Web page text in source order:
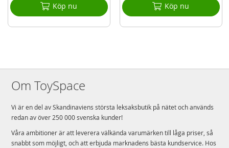
Köp nu Köp nu
Om ToySpace
Vi är en del av Skandinaviens största leksaksbutik på nätet och används
redan av över 250 000 svenska kunder!
Våra ambitioner är att leverera välkända varumärken till låga priser, så
snabbt som möjligt, och att erbjuda marknadens bästa kundservice. Hos